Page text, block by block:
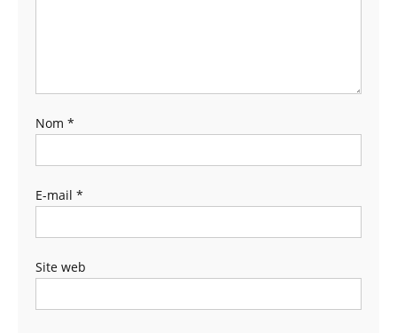
Nom *
E-mail *
Site web